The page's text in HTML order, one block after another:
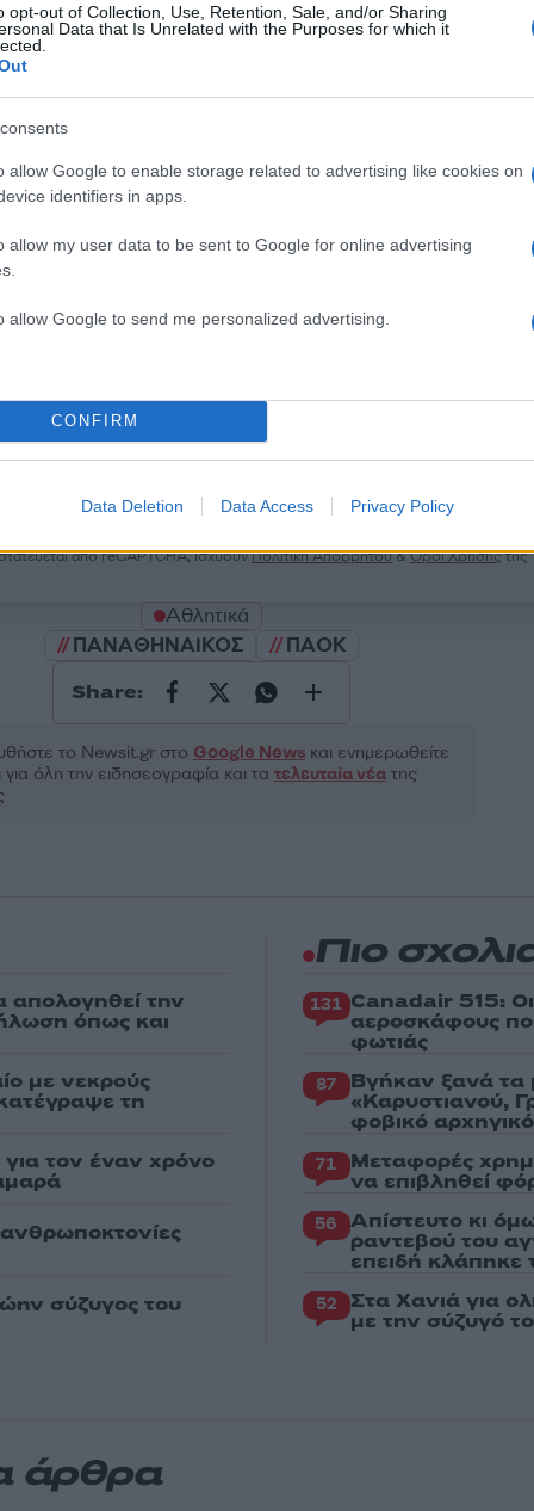
opt-out of Collection, Use, Retention, Sale, and/or Sharing
Data that Is Unrelated with the Purposes for which it
allow Google to enable storage related to advertising like cookies on
identifiers in apps.
allow my user data to be sent to Google for online advertising
allow Google to send me personalized advertising.
CONFIRM
Data Deletion Data Access Privacy Policy
Σχολίασε εδώ
2000 /
Υποβολή σχολίου
από reCAPTCHA, ισχύουνΠολιτική Απορρήτου&Όροι Χρήσηςτης
Αθλητικά
ΠΑΝΑΘΗΝΑΙΚΟΣ
ΠΑΟΚ
Share:
το Νewsit.gr στο Google Newsκαι ενημερωθείτε
όλη την ειδησεογραφία και τα τελευταία νέατης
την
όπως και
με νεκρούς
τη
τον έναν χρόνο
σύζυγος του
Πιο
131 Canadair 515:
αεροσκάφους
φωτιάς
87 Βγήκαν ξανά τα
«Καρυστιανού,
φοβικό
71 Μεταφορές
να επιβληθεί
56 Απίστευτο κι
ραντεβού του
επειδή κλάπηκε
52 Στα Χανιά για
με την σύζυγό
άρθρα